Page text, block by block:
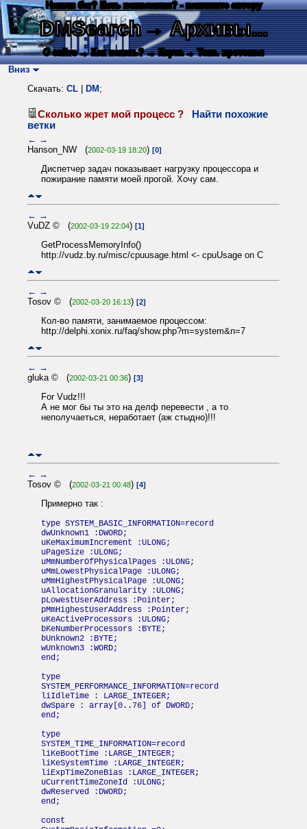
Нашли баг? Есть пожелания? - напишите автору
DMSearch→ Архивы...
О сайте → Как искать? → Карта → Текс. протокол
Вниз
Скачать: CL DM ;
Сколько жрет мой процесс ?
Найти похожие
ветки
← →
Hanson_NW (2002-03-19 18:20) [0]
Диспетчер задач показывает нагрузку процессора и
пожирание памяти моей прогой. Хочу сам.
← →
VuDZ © (2002-03-19 22:04) [1]
GetProcessMemoryInfo()
http://vudz.by.ru/misc/cpuusage.html <- cpuUsage on C
← →
Tosov © (2002-03-20 16:13) [2]
Кол-во памяти, занимаемое процессом:
http://delphi.xonix.ru/faq/show.php?m=system&n=7
← →
gluka © (2002-03-21 00:36) [3]
For Vudz!!!
А не мог бы ты это на делф перевести , а то
неполучаеться, неработает (аж стыдно)!!!
← →
Tosov © (2002-03-21 00:48) [4]
Примерно так :
type SYSTEM_BASIC_INFORMATION=record
dwUnknown1 :DWORD;
uKeMaximumIncrement :ULONG;
uPageSize :ULONG;
uMmNumberOfPhysicalPages :ULONG;
uMmLowestPhysicalPage :ULONG;
uMmHighestPhysicalPage :ULONG;
uAllocationGranularity :ULONG;
pLowestUserAddress :Pointer;
pMmHighestUserAddress :Pointer;
uKeActiveProcessors :ULONG;
bKeNumberProcessors :BYTE;
bUnknown2 :BYTE;
wUnknown3 :WORD;
end;
type
SYSTEM_PERFORMANCE_INFORMATION=record
liIdleTime : LARGE_INTEGER;
dwSpare : array[0..76] of DWORD;
end;
type
SYSTEM_TIME_INFORMATION=record
liKeBootTime :LARGE_INTEGER;
liKeSystemTime :LARGE_INTEGER;
liExpTimeZoneBias :LARGE_INTEGER;
uCurrentTimeZoneId :ULONG;
dwReserved :DWORD;
end;
const